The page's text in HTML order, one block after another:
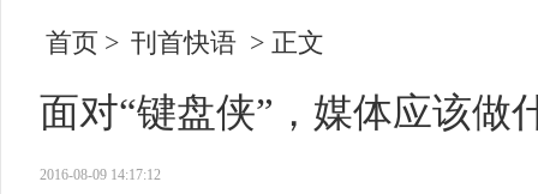
首页 > 刊首快语 > 正文
面对“键盘侠”，媒体应该做
2016-08-09 14:17:12